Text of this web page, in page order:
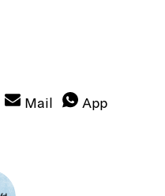
Mail App